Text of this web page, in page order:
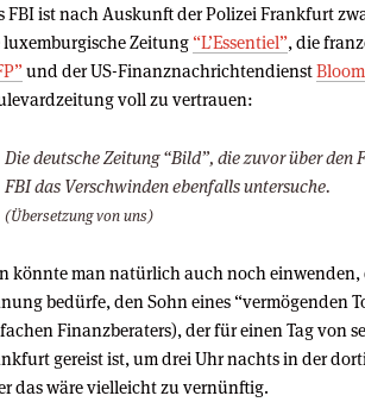
FBI ist nach Auskunft der Polizei Frankfurt
luxemburgische Zeitung “L’Essentiel”, die
und der US-Finanznachrichtendienst
voll zu vertrauen:
Die deutsche Zeitung “Bild”, die zuvor über den
FBI das Verschwinden ebenfalls untersuche.
(Übersetzung von uns)
könnte man natürlich auch noch einwenden,
bedürfe, den Sohn eines “vermögenden
Finanzberaters), der für einen Tag von
gereist ist, um drei Uhr nachts in der
das wäre vielleicht zu vernünftig.